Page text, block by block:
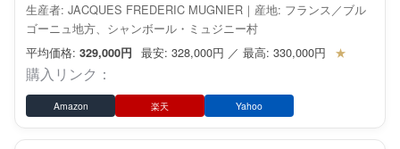
生産者: JACQUES FREDERIC MUGNIER｜産地: フランス／ブル
ゴーニュ地方、シャンボール・ミュジニー村
平均価格: 329,000円 最安: 328,000円 ／ 最高: 330,000円 ★
購入リンク：
Amazon 楽天 Yahoo